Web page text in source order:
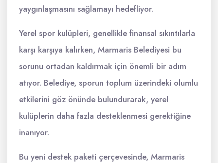
yaygınlaşmasını sağlamayı hedefliyor.
Yerel spor kulüpleri, genellikle finansal sıkıntılarla
karşı karşıya kalırken, Marmaris Belediyesi bu
sorunu ortadan kaldırmak için önemli bir adım
atıyor. Belediye, sporun toplum üzerindeki olumlu
etkilerini göz önünde bulundurarak, yerel
kulüplerin daha fazla desteklenmesi gerektiğine
inanıyor.
Bu yeni destek paketi çerçevesinde, Marmaris